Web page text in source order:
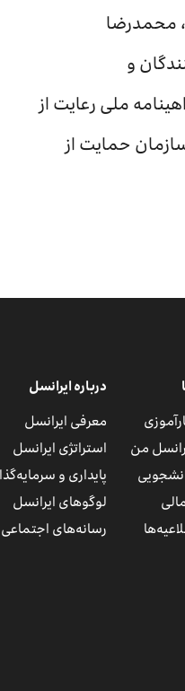
محمدرضا
و
ملی رعایت از
حمایت از
من
درباره ایرانسل
معرفی ایرانسل
استراتژی ایرانسل
پایداری و
لوگوهای ایرانسل
رسانه‌های اجتماعی